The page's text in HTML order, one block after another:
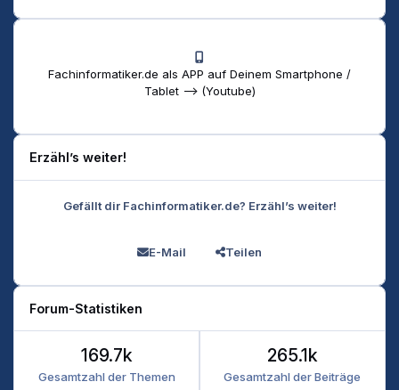
Fachinformatiker.de als APP auf Deinem Smartphone /
Tablet --> (Youtube)
Erzähl’s weiter!
Gefällt dir Fachinformatiker.de? Erzähl’s weiter!
E-Mail Teilen
Forum-Statistiken
Gesamtzahl der Themen
169.7k
Gesamtzahl der Beiträge
265.1k